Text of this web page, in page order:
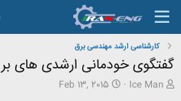
کارشناسی ارشد مهندسی برق
گفتگوی خودمانی ارشدی های برق
ش
Ice Man
تFeb 13, 2015